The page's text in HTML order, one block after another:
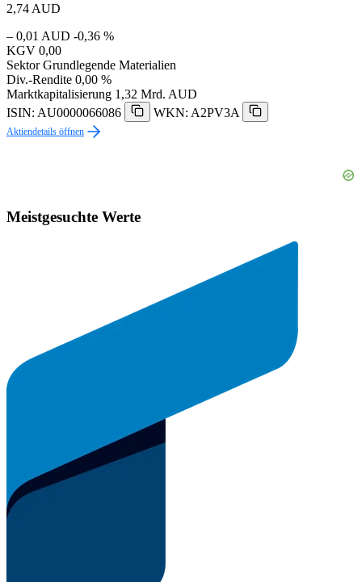
2,74 AUD
– 0,01 AUD -0,36 %
KGV 0,00
Sektor Grundlegende Materialien
Div.-Rendite 0,00 %
Marktkapitalisierung 1,32 Mrd. AUD
ISIN: AU0000066086
WKN: A2PV3A
Aktiendetails öffnen
Meistgesuchte Werte